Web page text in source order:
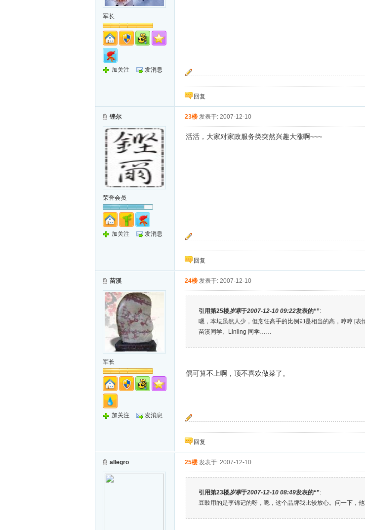
军长
加关注 发消息
“按预定计划，岁寒只能把大家送到这里，她还要连夜赶回她的岁
回复
铿尔
荣誉会员
加关注 发消息
23楼 发表于: 2007-12-10
活活，大家对家政服务类突然兴趣大涨啊~~~
望断云天暮与朝，双星聚首叹今宵。情深每笑银河浅，心近毋愁白
桥。回复
苗溪
军长
加关注 发消息
24楼 发表于: 2007-12-10
引用第25楼岁寒于2007-12-10 09:22发表的“”:
嗯，本坛虽然人少，但烹饪高手的比例却是相当的高，哼哼 [表
苗溪同学、Linling 同学……
偶可算不上啊，顶不喜欢做菜了。
~~追~~
回复
allegro 25楼 发表于: 2007-12-10
引用第23楼岁寒于2007-12-10 08:49发表的“”:
豆豉用的是李锦记的呀，嗯，这个品牌我比较放心。问一下，